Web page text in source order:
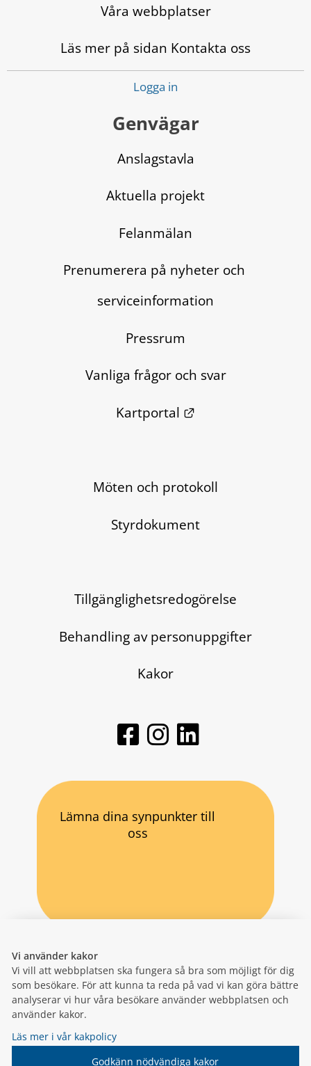
Vi använder kakor
Vi vill att webbplatsen ska fungera så bra som möjligt för dig
som besökare. För att kunna ta reda på vad vi kan göra bättre
analyserar vi hur våra besökare använder webbplatsen och
använder kakor.
Läs mer i vår kakpolicy
Godkänn nödvändiga kakor
Våra webbplatser
Läs mer på sidan Kontakta oss
Logga in
Genvägar
Anslagstavla
Aktuella projekt
Felanmälan
Prenumerera på nyheter och
serviceinformation
Pressrum
Vanliga frågor och svar
Kartportal
Länk till annan
Möten och protokoll
Styrdokument
Tillgänglighetsredogörelse
Behandling av personuppgifter
Kakor
Lämna dina synpunkter till
oss